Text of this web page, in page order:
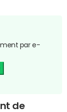
par e-
de